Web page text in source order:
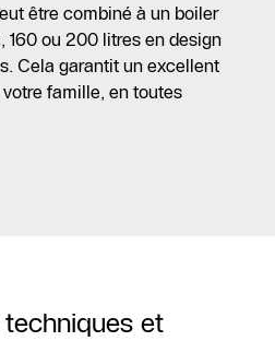
être combiné à un boiler
160 ou 200 litres en design
Cela garantit un excellent
famille, en toutes
et